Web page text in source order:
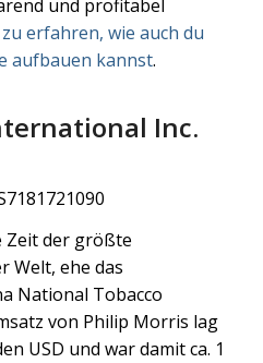
und profitabel
erfahren, wie auch du
aufbauen kannst.
Inc.
Zeit der größte
Welt, ehe das
National Tobacco
von Philip Morris lag
USD und war damit ca. 1